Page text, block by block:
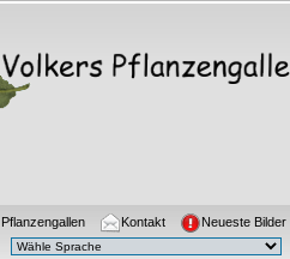
Kontakt
Neueste Bilder